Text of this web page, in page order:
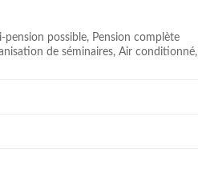
possible, Pension complète
de séminaires, Air conditionné,